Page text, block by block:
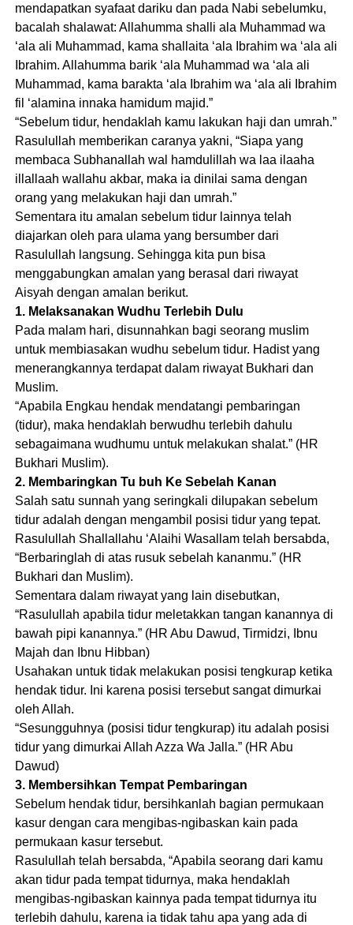
mendapatkan syafaat dariku dan pada Nabi sebelumku,
bacalah shalawat: Allahumma shalli ala Muhammad wa
‘ala ali Muhammad, kama shallaita ‘ala Ibrahim wa ‘ala ali
Ibrahim. Allahumma barik ‘ala Muhammad wa ‘ala ali
Muhammad, kama barakta ‘ala Ibrahim wa ‘ala ali Ibrahim
fil ‘alamina innaka hamidum majid.”
“Sebelum tidur, hendaklah kamu lakukan haji dan umrah.”
Rasulullah memberikan caranya yakni, “Siapa yang
membaca Subhanallah wal hamdulillah wa laa ilaaha
illallaah wallahu akbar, maka ia dinilai sama dengan
orang yang melakukan haji dan umrah.”
Sementara itu amalan sebelum tidur lainnya telah
diajarkan oleh para ulama yang bersumber dari
Rasulullah langsung. Sehingga kita pun bisa
menggabungkan amalan yang berasal dari riwayat
Aisyah dengan amalan berikut.
1. Melaksanakan Wudhu Terlebih Dulu
Pada malam hari, disunnahkan bagi seorang muslim
untuk membiasakan wudhu sebelum tidur. Hadist yang
menerangkannya terdapat dalam riwayat Bukhari dan
Muslim.
“Apabila Engkau hendak mendatangi pembaringan
(tidur), maka hendaklah berwudhu terlebih dahulu
sebagaimana wudhumu untuk melakukan shalat.” (HR
Bukhari Muslim).
2. Membaringkan Tu buh Ke Sebelah Kanan
Salah satu sunnah yang seringkali dilupakan sebelum
tidur adalah dengan mengambil posisi tidur yang tepat.
Rasulullah Shallallahu ‘Alaihi Wasallam telah bersabda,
“Berbaringlah di atas rusuk sebelah kananmu.” (HR
Bukhari dan Muslim).
Sementara dalam riwayat yang lain disebutkan,
“Rasulullah apabila tidur meletakkan tangan kanannya di
bawah pipi kanannya.” (HR Abu Dawud, Tirmidzi, Ibnu
Majah dan Ibnu Hibban)
Usahakan untuk tidak melakukan posisi tengkurap ketika
hendak tidur. Ini karena posisi tersebut sangat dimurkai
oleh Allah.
“Sesungguhnya (posisi tidur tengkurap) itu adalah posisi
tidur yang dimurkai Allah Azza Wa Jalla.” (HR Abu
Dawud)
3. Membersihkan Tempat Pembaringan
Sebelum hendak tidur, bersihkanlah bagian permukaan
kasur dengan cara mengibas-ngibaskan kain pada
permukaan kasur tersebut.
Rasulullah telah bersabda, “Apabila seorang dari kamu
akan tidur pada tempat tidurnya, maka hendaklah
mengibas-ngibaskan kainnya pada tempat tidurnya itu
terlebih dahulu, karena ia tidak tahu apa yang ada di